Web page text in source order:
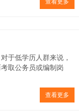
于低学历人群来说，
取公务员或编制岗
查看更多